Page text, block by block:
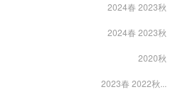
2024春 2023秋
2024春 2023秋
2020秋
2023春 2022秋...